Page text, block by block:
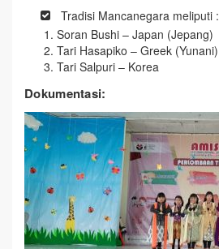
Tradisi Mancanegara meliputi :
Soran Bushi – Japan (Jepang)
Tari Hasapiko – Greek (Yunani)
Tari Salpuri – Korea
Dokumentasi: